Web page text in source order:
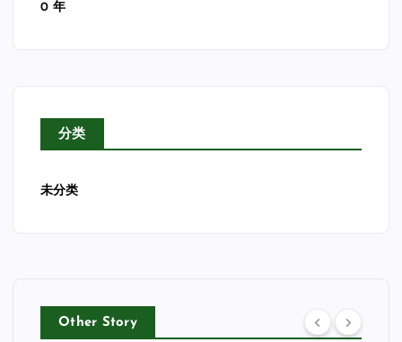
0 年
分类
未分类
Other Story